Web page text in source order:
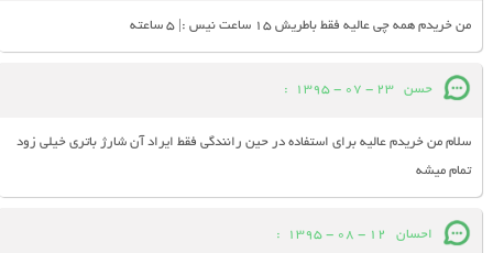
من خریدم همه چی عالیه فقط باطریش 15 ساعت نیس :| 5 ساعته
حسن 23 - 07 - 1395
:
سلام من خریدم عالیه برای استفاده در حین رانندگی فقط ایراد آن شارژ باتری خیلی زود
تمام میشه
احسان 12 - 08 - 1395
: